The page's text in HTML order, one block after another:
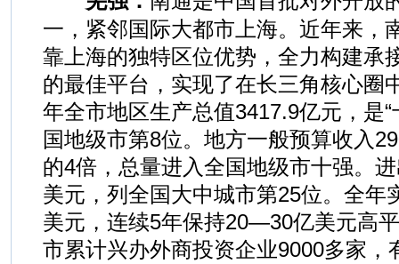
一，紧邻国际大都市上海。近年来，
靠上海的独特区位优势，全力构建承
的最佳平台，实现了在长三角核心圈
年全市地区生产总值3417.9亿元，是
国地级市第8位。地方一般预算收入
的4倍，总量进入全国地级市十强。
美元，列全国大中城市第25位。全年
美元，连续5年保持20—30亿美元高
市累计兴办外商投资企业9000多家，